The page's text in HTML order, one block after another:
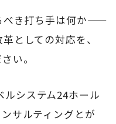
き打ち手は何か――
としての対応を、
い。
システム24ホール
サルティングとが